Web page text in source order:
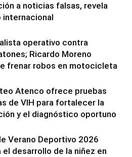
a noticias falsas, revela
internacional
operativo contra
Ricardo Moreno
frenar robos en motocicleta
Atenco ofrece pruebas
de VIH para fortalecer la
y el diagnóstico oportuno
Verano Deportivo 2026
el desarrollo de la niñez en